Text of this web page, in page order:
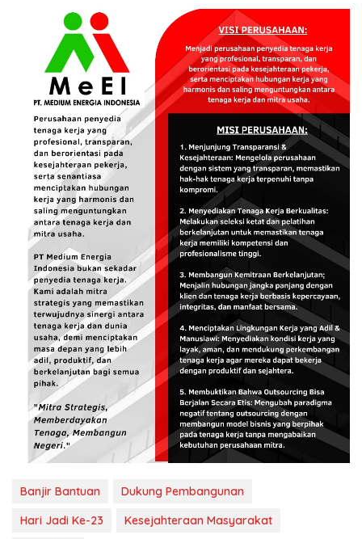
Banjir Bantuan
Dukung Pembangunan
Hari Jadi Ke-23
Kesejahteraan Masyarakat